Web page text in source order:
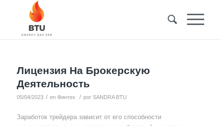
Лицензия На Брокерскую
Деятельность
05/04/2023 / en Финтех / por SANDRA BTU
Заработок трейдера зависит от его способности